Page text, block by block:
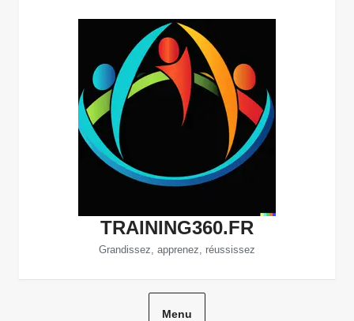
TRAINING360.FR
Grandissez, apprenez, réussissez
Menu